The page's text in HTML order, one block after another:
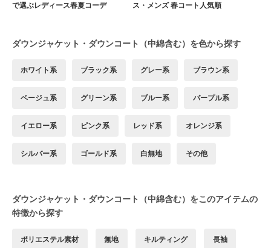
で選ぶレディース春夏コーデ
ス・メンズ 春コート人気順
ダウンジャケット・ダウンコート（中綿含む）を色から探す
ホワイト系 ブラック系 グレー系 ブラウン系
ベージュ系 グリーン系 ブルー系 パープル系
イエロー系 ピンク系 レッド系 オレンジ系
シルバー系 ゴールド系 白無地 その他
ダウンジャケット・ダウンコート（中綿含む）をこのアイテムの
特徴から探す
ポリエステル素材 無地 キルティング 長袖